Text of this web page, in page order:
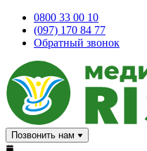
0800 33 00 10
(097) 170 84 77
Обратный звонок
Позвонить нам